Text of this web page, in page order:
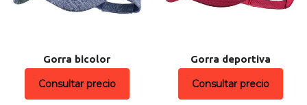
Gorra bicolor
Consultar precio
Gorra deportiva
Consultar precio